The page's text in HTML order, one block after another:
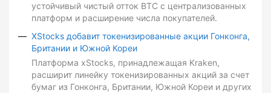
устойчивый чистый отток BTC с централизованных
платформ и расширение числа покупателей.
XStocks добавит токенизированные акции Гонконга,
Британии и Южной Кореи
Платформа xStocks, принадлежащая Kraken,
расширит линейку токенизированных акций за счет
бумаг из Гонконга, Британии, Южной Кореи и других